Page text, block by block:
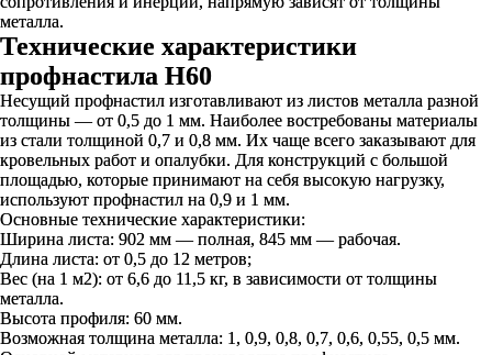
металла.
Технические характеристики
профнастила Н60
Несущий профнастил изготавливают из листов металла разной
толщины — от 0,5 до 1 мм. Наиболее востребованы материалы
из стали толщиной 0,7 и 0,8 мм. Их чаще всего заказывают для
кровельных работ и опалубки. Для конструкций с большой
площадью, которые принимают на себя высокую нагрузку,
используют профнастил на 0,9 и 1 мм.
Основные технические характеристики:
Ширина листа: 902 мм — полная, 845 мм — рабочая.
Длина листа: от 0,5 до 12 метров;
Вес (на 1 м2): от 6,6 до 11,5 кг, в зависимости от толщины
металла.
Высота профиля: 60 мм.
Возможная толщина металла: 1, 0,9, 0,8, 0,7, 0,6, 0,55, 0,5 мм.